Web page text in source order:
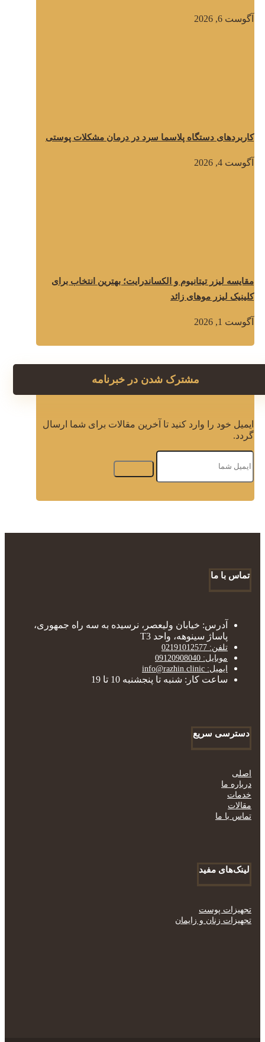
آگوست 6, 2026
کاربردهای دستگاه پلاسما سرد در درمان مشکلات پوستی
آگوست 4, 2026
مقایسه لیزر تیتانیوم و الکساندرایت؛ بهترین انتخاب برای
کلینیک لیزر موهای زائد
آگوست 1, 2026
مشترک شدن در خبرنامه
ایمیل خود را وارد کنید تا آخرین مقالات برای شما ارسال
گردد.
تماس با ما
آدرس: خیابان ولیعصر، نرسیده به سه راه جمهوری،
پاساژ سینوهه، واحد T3
تلفن: 02191012577
موبایل: 09120908040
ایمیل: info@razhin.clinic
ساعت کار: شنبه تا پنجشنبه 10 تا 19
دسترسی سریع
اصلی
درباره ما
خدمات
مقالات
تماس با ما
لینک‌های مفید
تجهیزات پوست
تجهیزات زنان و زایمان